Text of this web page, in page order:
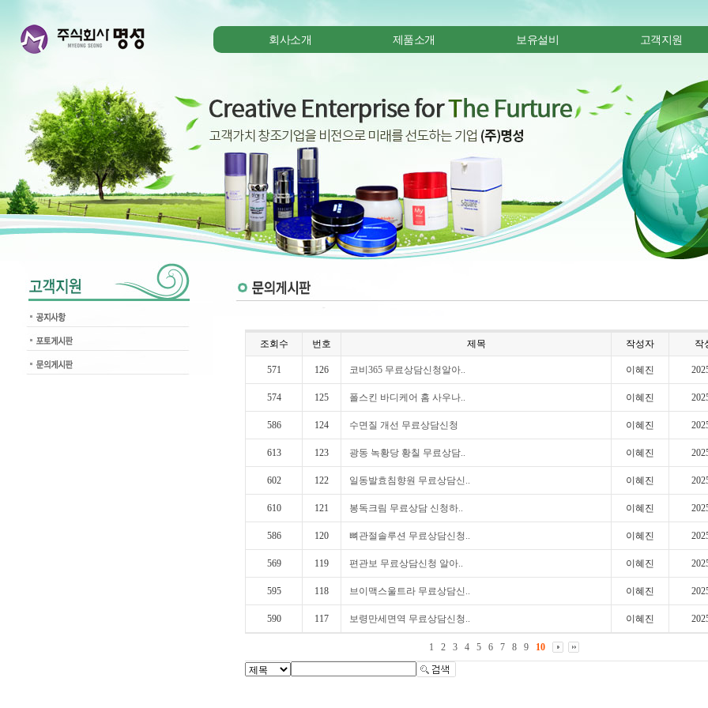
회사소개 제품소개 보유설비 고객지원
조회수 번호 제목 작성자 작
571 126 코비365 무료상담신청알아.. 이혜진
574 125 폴스킨 바디케어 홈 사우나.. 이혜진
586 124 수면질 개선 무료상담신청 이혜진
613 123 광동 녹황당 황칠 무료상담.. 이혜진
602 122 일동발효침향원 무료상담신.. 이혜진
610 121 봉독크림 무료상담 신청하.. 이혜진
586 120 뼈관절솔루션 무료상담신청.. 이혜진
569 119 편관보 무료상담신청 알아.. 이혜진
595 118 브이맥스울트라 무료상담신.. 이혜진
590 117 보령만세면역 무료상담신청.. 이혜진
1 2 3 4 5 6 7 8 9 10